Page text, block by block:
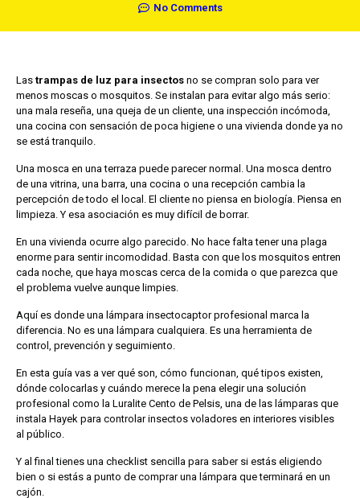
No Comments
Las trampas de luz para insectos no se compran solo para ver
menos moscas o mosquitos. Se instalan para evitar algo más serio:
una mala reseña, una queja de un cliente, una inspección incómoda,
una cocina con sensación de poca higiene o una vivienda donde ya no
se está tranquilo.
Una mosca en una terraza puede parecer normal. Una mosca dentro
de una vitrina, una barra, una cocina o una recepción cambia la
percepción de todo el local. El cliente no piensa en biología. Piensa en
limpieza. Y esa asociación es muy difícil de borrar.
En una vivienda ocurre algo parecido. No hace falta tener una plaga
enorme para sentir incomodidad. Basta con que los mosquitos entren
cada noche, que haya moscas cerca de la comida o que parezca que
el problema vuelve aunque limpies.
Aquí es donde una lámpara insectocaptor profesional marca la
diferencia. No es una lámpara cualquiera. Es una herramienta de
control, prevención y seguimiento.
En esta guía vas a ver qué son, cómo funcionan, qué tipos existen,
dónde colocarlas y cuándo merece la pena elegir una solución
profesional como la Luralite Cento de Pelsis, una de las lámparas que
instala Hayek para controlar insectos voladores en interiores visibles
al público.
Y al final tienes una checklist sencilla para saber si estás eligiendo
bien o si estás a punto de comprar una lámpara que terminará en un
cajón.